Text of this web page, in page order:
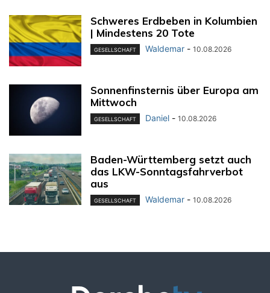
Schweres Erdbeben in Kolumbien
| Mindestens 20 Tote
GESELLSCHAFT Waldemar - 10.08.2026
Sonnenfinsternis über Europa am
Mittwoch
GESELLSCHAFT Daniel - 10.08.2026
Baden-Württemberg setzt auch
das LKW-Sonntagsfahrverbot
aus
GESELLSCHAFT Waldemar - 10.08.2026